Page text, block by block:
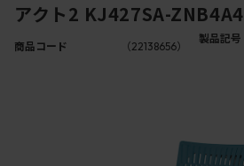
アクト2 KJ427SA-ZNB4A4
商品コード （22138656）
製品記号